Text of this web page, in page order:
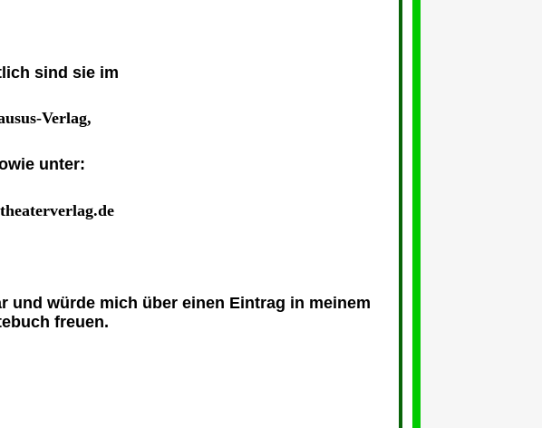
sind sie im
Verlag,
unter:
würde mich über einen Eintrag in meinem
freuen.